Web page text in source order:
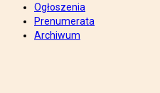
Ogłoszenia
Prenumerata
Archiwum